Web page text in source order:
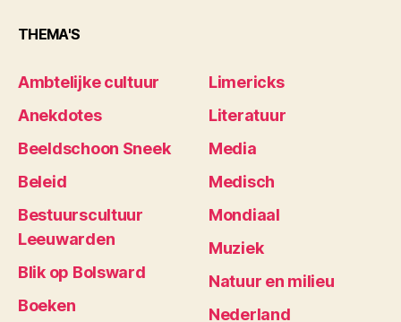
THEMA'S
Ambtelijke cultuur
Anekdotes
Beeldschoon Sneek
Beleid
Bestuurscultuur
Leeuwarden
Blik op Bolsward
Boeken
Limericks
Literatuur
Media
Medisch
Mondiaal
Muziek
Natuur en milieu
Nederland